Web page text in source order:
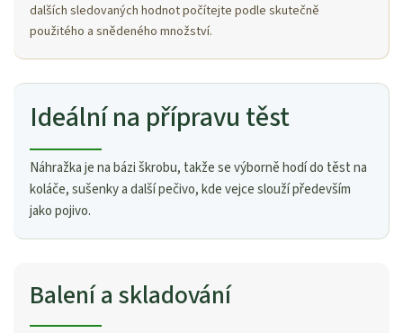
dalších sledovaných hodnot počítejte podle skutečně
použitého a snědeného množství.
Ideální na přípravu těst
Náhražka je na bázi škrobu, takže se výborně hodí do těst na
koláče, sušenky a další pečivo, kde vejce slouží především
jako pojivo.
Balení a skladování